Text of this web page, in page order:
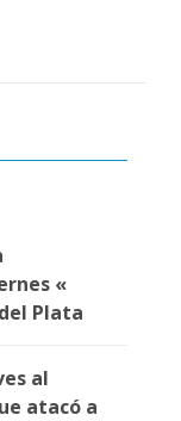
«
Plata
al
atacó a